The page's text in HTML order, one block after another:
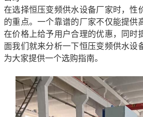
在选择恒压变频供水设备厂家时，性
的重点。一个靠谱的厂家不仅能提供
在价格上给予用户合理的优惠，同时
面我们就来分析一下恒压变频供水设
为大家提供一个选购指南。